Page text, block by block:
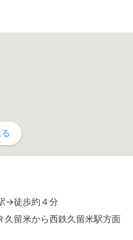
車で4分。久留米市の中心
→徒歩約４分
久留米から西鉄久留米駅方面